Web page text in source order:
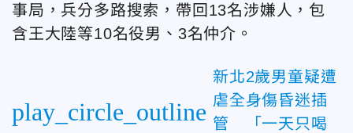
事局，兵分多路搜索，帶回13名涉嫌人，包
含王大陸等10名役男、3名仲介。
play_circle_outline
新北2歲男童疑遭
虐全身傷昏迷插
管 「一天只喝